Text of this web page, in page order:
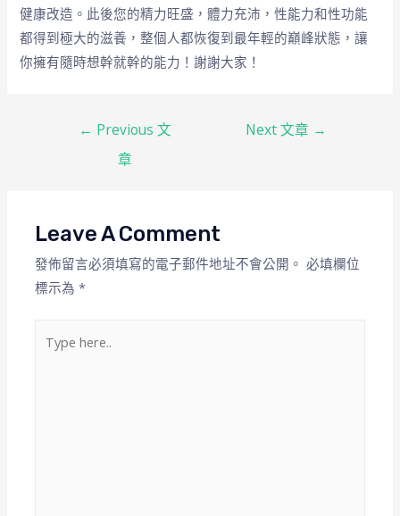
健康改造。此後您的精力旺盛，體力充沛，性能力和性功能
都得到極大的滋養，整個人都恢復到最年輕的巔峰狀態，讓
你擁有隨時想幹就幹的能力！謝謝大家！
← Previous 文
章
Next 文章 →
Leave A Comment
發佈留言必須填寫的電子郵件地址不會公開。 必填欄位
標示為*